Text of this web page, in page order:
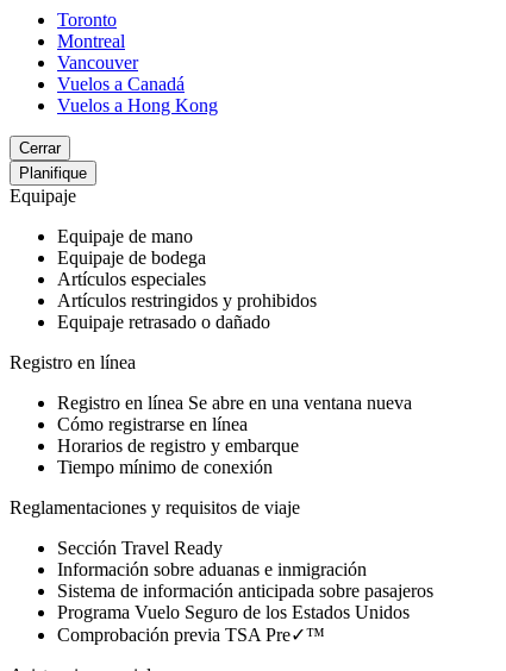
Toronto
Montreal
Vancouver
Vuelos a Canadá
Vuelos a Hong Kong
Cerrar
Planifique
Equipaje
Equipaje de mano
Equipaje de bodega
Artículos especiales
Artículos restringidos y prohibidos
Equipaje retrasado o dañado
Registro en línea
Registro en línea Se abre en una ventana nueva
Cómo registrarse en línea
Horarios de registro y embarque
Tiempo mínimo de conexión
Reglamentaciones y requisitos de viaje
Sección Travel Ready
Información sobre aduanas e inmigración
Sistema de información anticipada sobre pasajeros
Programa Vuelo Seguro de los Estados Unidos
Comprobación previa TSA Pre✓™